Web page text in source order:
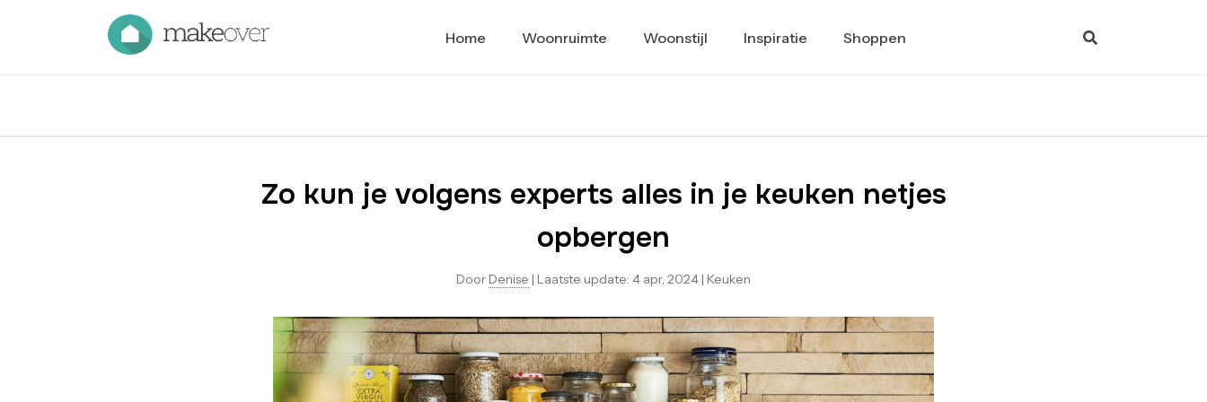
Home Woonruimte Woonstijl Inspiratie Shoppen
Zo kun je volgens experts alles in je keuken netjes
opbergen
Door Denise | Laatste update: 4 apr, 2024 | Keuken